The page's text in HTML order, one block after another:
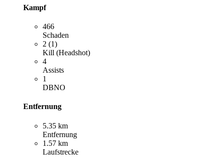
Kampf
466
Schaden
2 (1)
Kill (Headshot)
4
Assists
1
DBNO
Entfernung
5.35 km
Entfernung
1.57 km
Laufstrecke